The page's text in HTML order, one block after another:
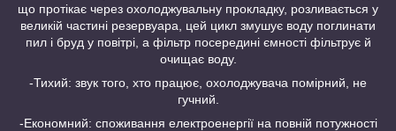
що протікає через охолоджувальну прокладку, розливається у
великій частині резервуара, цей цикл змушує воду поглинати
пил і бруд у повітрі, а фільтр посередині ємності фільтрує й
очищає воду.
-Тихий: звук того, хто працює, охолоджувача помірний, не
гучний.
-Економний: споживання електроенергії на повній потужності